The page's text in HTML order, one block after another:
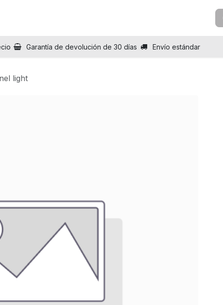
Garantía de devolución de 30 días Envío estándar
light